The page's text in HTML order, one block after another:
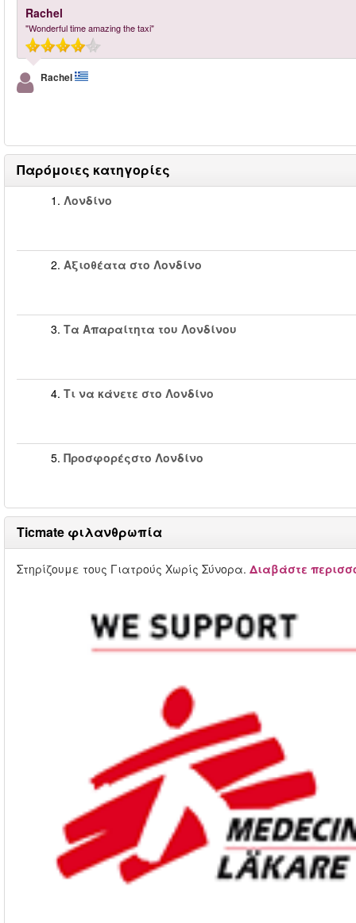
Rachel
"Wonderful time amazing the taxi"
Rachel
Παρόμοιες κατηγορίες
1. Λονδίνο
2. Αξιοθέατα στο Λονδίνο
3. Τα Απαραίτητα του Λονδίνου
4. Τι να κάνετε στο Λονδίνο
5. Προσφορέςστο Λονδίνο
Ticmate φιλανθρωπία
Στηρίζουμε τους Γιατρούς Χωρίς Σύνορα. Διαβάστε